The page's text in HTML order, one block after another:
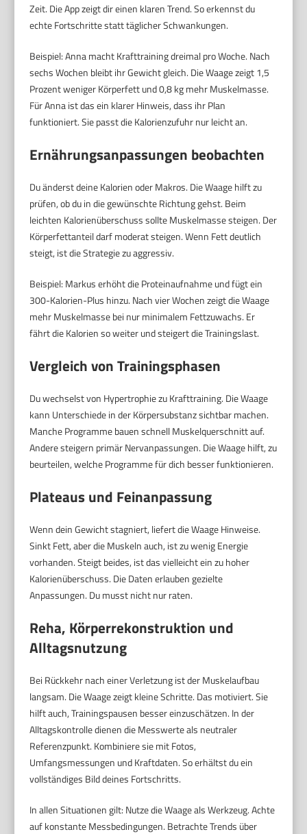
Zeit. Die App zeigt dir einen klaren Trend. So erkennst du
echte Fortschritte statt täglicher Schwankungen.
Beispiel: Anna macht Krafttraining dreimal pro Woche. Nach
sechs Wochen bleibt ihr Gewicht gleich. Die Waage zeigt 1,5
Prozent weniger Körperfett und 0,8 kg mehr Muskelmasse.
Für Anna ist das ein klarer Hinweis, dass ihr Plan
funktioniert. Sie passt die Kalorienzufuhr nur leicht an.
Ernährungsanpassungen beobachten
Du änderst deine Kalorien oder Makros. Die Waage hilft zu
prüfen, ob du in die gewünschte Richtung gehst. Beim
leichten Kalorienüberschuss sollte Muskelmasse steigen. Der
Körperfettanteil darf moderat steigen. Wenn Fett deutlich
steigt, ist die Strategie zu aggressiv.
Beispiel: Markus erhöht die Proteinaufnahme und fügt ein
300-Kalorien-Plus hinzu. Nach vier Wochen zeigt die Waage
mehr Muskelmasse bei nur minimalem Fettzuwachs. Er
fährt die Kalorien so weiter und steigert die Trainingslast.
Vergleich von Trainingsphasen
Du wechselst von Hypertrophie zu Krafttraining. Die Waage
kann Unterschiede in der Körpersubstanz sichtbar machen.
Manche Programme bauen schnell Muskelquerschnitt auf.
Andere steigern primär Nervanpassungen. Die Waage hilft, zu
beurteilen, welche Programme für dich besser funktionieren.
Plateaus und Feinanpassung
Wenn dein Gewicht stagniert, liefert die Waage Hinweise.
Sinkt Fett, aber die Muskeln auch, ist zu wenig Energie
vorhanden. Steigt beides, ist das vielleicht ein zu hoher
Kalorienüberschuss. Die Daten erlauben gezielte
Anpassungen. Du musst nicht nur raten.
Reha, Körperrekonstruktion und
Alltagsnutzung
Bei Rückkehr nach einer Verletzung ist der Muskelaufbau
langsam. Die Waage zeigt kleine Schritte. Das motiviert. Sie
hilft auch, Trainingspausen besser einzuschätzen. In der
Alltagskontrolle dienen die Messwerte als neutraler
Referenzpunkt. Kombiniere sie mit Fotos,
Umfangsmessungen und Kraftdaten. So erhältst du ein
vollständiges Bild deines Fortschritts.
In allen Situationen gilt: Nutze die Waage als Werkzeug. Achte
auf konstante Messbedingungen. Betrachte Trends über